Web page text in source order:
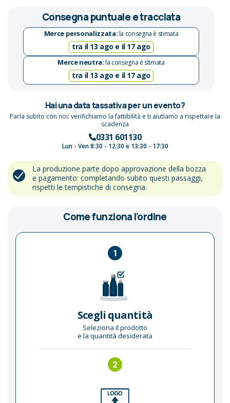
Consegna puntuale e tracciata
Merce personalizzata:la consegna è stimata
tra il 13 ago e il 17 ago
Merce neutra:la consegna è stimata
tra il 13 ago e il 17 ago
Hai una data tassativa per un evento?
Parla subito con noi: verifichiamo la fattibilità e ti aiutiamo a rispettare la
scadenza
0331 601130
Lun - Ven 8:30 - 12:30 e 13:30 - 17:30
La produzione parte dopo approvazione della bozza
e pagamento: completando subito questi passaggi,
rispetti le tempistiche di consegna.
Come funziona l'ordine
1
Scegli quantità
Seleziona il prodotto
e la quantità desiderata
2